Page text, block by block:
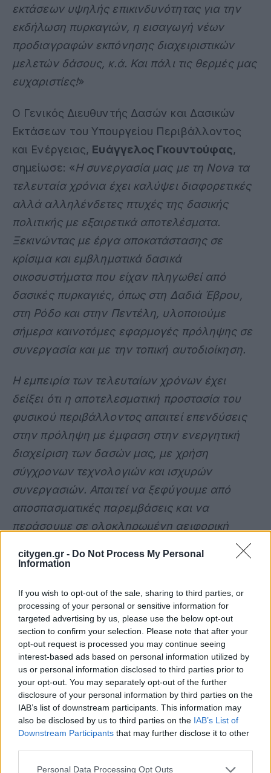
citygen.gr - Do Not Process My Personal
Information
If you wish to opt-out of the sale, sharing to third parties, or
processing of your personal or sensitive information for
targeted advertising by us, please use the below opt-out
section to confirm your selection. Please note that after your
opt-out request is processed you may continue seeing
interest-based ads based on personal information utilized by
us or personal information disclosed to third parties prior to
your opt-out. You may separately opt-out of the further
disclosure of your personal information by third parties on the
IAB’s list of downstream participants. This information may
also be disclosed by us to third parties on the IAB’s List of
Downstream Participants that may further disclose it to other
Personal Data Processing Opt Outs
εκτάσεων υψηλής επικινδυνότητας για την
εκδήλωση πυρκαγιών, η εισαγωγή νέων
προδιαγραφών εκπόνησης διαχειριστικών
μελετών δάσους, κ.ά. Και πάλι τις θερμές μας
ευχαριστίες!»
Ο Γενικός Διευθυντής Δασών και Δασικών
Εκτάσεων του Υπουργείου Περιβάλλοντος
και Ενέργειας, Ευάγγελος Γκουντούφας,
σημείωσε: «Η συνεργασία μας με τη Novaτα
τελευταία χρόνια έχει καλύψει διαφορετικές
αλλά αλληλένδετες πτυχές της δασικής
πολιτικής με εξαιρετικά αποτελέσματα.
Ξεκινώντας με έργα αποκατάστασης σε
κρίσιμα και εμβληματικά δασικά
οικοσυστήματα που είχαν πληγωθεί από
δασικές πυρκαγιές, όπως στη Δαδιά Έβρου,
στη Ρόδο και στην Πεντέλη, υλοποιούμε
σήμερα καινοτόμες εφαρμογές πρόληψης σε
συνεργασία και με την τοπική αυτοδιοίκηση.
Η εμπειρία των τελευταίων χρόνων έχει
δείξει ότι η αποτελεσματική προστασία του
φυσικού περιβάλλοντος απαιτεί επενδύσεις
στην πρόληψη με έμφαση στην ενεργητική
διαχείριση των δασών μας, με χρήση
σύγχρονων τεχνολογιών και ισχυρών
συνεργασιών. Απαιτεί να ξεφύγουμε από
αποσπασματικές παρεμβάσεις και να
περάσουμε σε ολοκληρωμένη αειφορική
κινδύνου, ταχύτατη απόκριση, συντονισμένη
όπου απαιτείται. Για άλλη μια φορά
ευχαριστώ τη N ovaγια την εμπιστοσύνη της
στην προσέγγιση αυτή, που την κάνει πράξη
για ακόμη μια φορά ».
Ο CEO της Nova ICT, αναδόχου του έργου,
Αλέξανδρος Μπρέγιαννης , τόνισε: «
τεχνολογία έχει πραγματική αξία όταν
συμβάλλει στην προστασία της ανθρώπινης